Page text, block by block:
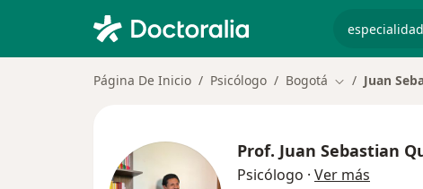
Página De Inicio Psicólogo Bogotá Cambiar de
Juan
Prof. Juan Sebastian
Psicólogo · Ver más